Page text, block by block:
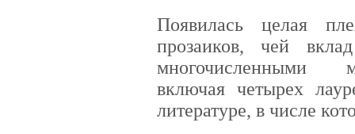
Появилась целая
прозаиков, чей
многочисленными
включая четырех
литературе, в числе